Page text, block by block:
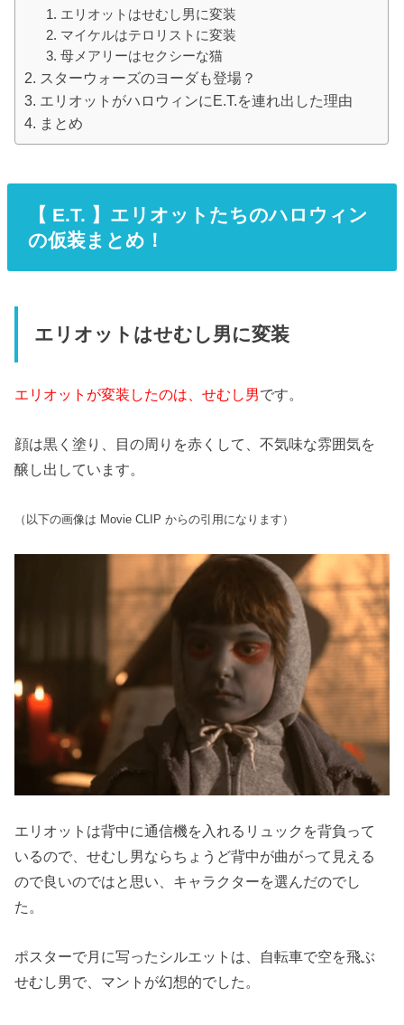
エリオットはせむし男に変装
マイケルはテロリストに変装
母メアリーはセクシーな猫
スターウォーズのヨーダも登場？
エリオットがハロウィンにE.T.を連れ出した理由
まとめ
【 E.T. 】エリオットたちのハロウィン
の仮装まとめ！
エリオットはせむし男に変装
エリオットが変装したのは、せむし男です。
顔は黒く塗り、目の周りを赤くして、不気味な雰囲気を
醸し出しています。
（以下の画像は Movie CLIP からの引用になります）
エリオットは背中に通信機を入れるリュックを背負って
いるので、せむし男ならちょうど背中が曲がって見える
ので良いのではと思い、キャラクターを選んだのでし
た。
ポスターで月に写ったシルエットは、自転車で空を飛ぶ
せむし男で、マントが幻想的でした。